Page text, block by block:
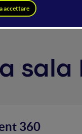
sala
360